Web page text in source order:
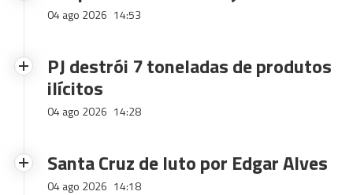
04 ago 2026 14:53
PJ destrói 7 toneladas de produtos
ilícitos
04 ago 2026 14:28
Santa Cruz de luto por Edgar Alves
04 ago 2026 14:18